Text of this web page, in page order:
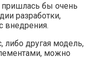
бы очень
разработки,
внедрения.
либо другая модель,
можно